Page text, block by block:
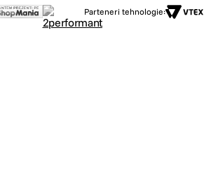
Parteneri tehnologie: